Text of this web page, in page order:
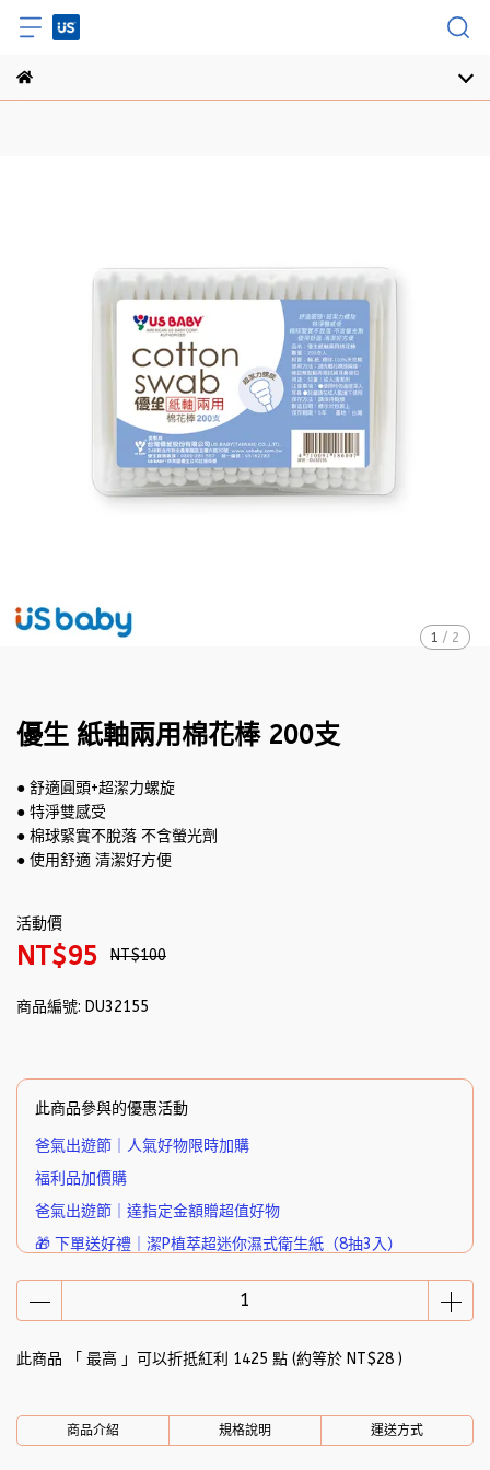
1 / 2
優生 紙軸兩用棉花棒 200支
● 舒適圓頭+超潔力螺旋
● 特淨雙感受
● 棉球緊實不脫落 不含螢光劑
● 使用舒適 清潔好方便
活動價
NT$95 NT$100
商品編號: DU32155
此商品參與的優惠活動
爸氣出遊節｜人氣好物限時加購
福利品加價購
爸氣出遊節｜達指定金額贈超值好物
🎁 下單送好禮｜潔P植萃超迷你濕式衛生紙（8抽3入）
此商品 「 最高 」可以折抵紅利 1425 點 (約等於 NT$28 )
商品介紹 規格說明 運送方式